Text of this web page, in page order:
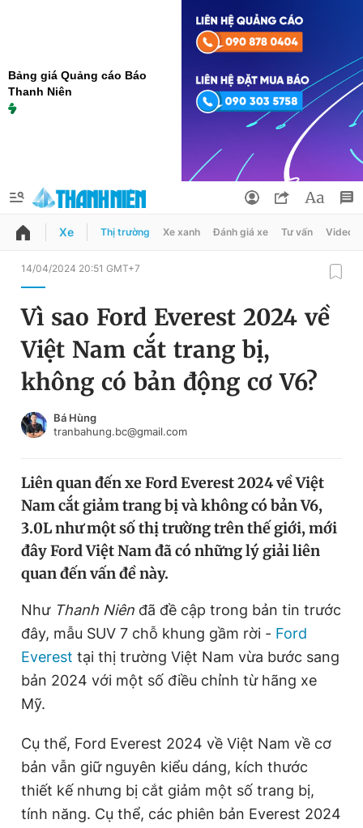
Bảng giá Quảng cáo Báo
Thanh Niên
QUẢNG CÁO
Chuyên mục
Chuyên mục khác
Chào ngày mới
Video Magazine
Sản phẩm khác
Tiện ích Bạn cần biết
Thông tin tòa soạn Liên hệ quảng cáo
Đọc Thanh Niên trên điện thoại
Đổi mật khẩu
Tin đã lưu
Tin đã xem
Xe Thị trường Xe xanh Đánh giá xe Tư vấn Video
14/04/2024 20:51 GMT+7
Vì sao Ford Everest 2024 về
Việt Nam cắt trang bị,
không có bản động cơ V6?
Bá Hùng
tranbahung.bc@gmail.com
Liên quan đến xe Ford Everest 2024 về Việt
Nam cắt giảm trang bị và không có bản V6,
3.0L như một số thị trường trên thế giới, mới
đây Ford Việt Nam đã có những lý giải liên
quan đến vấn đề này.
Như Thanh Niên đã đề cập trong bản tin trước
đây, mẫu SUV 7 chỗ khung gầm rời - Ford
Everest tại thị trường Việt Nam vừa bước sang
bản 2024 với một số điều chỉnh từ hãng xe
Mỹ.
Cụ thể, Ford Everest 2024 về Việt Nam về cơ
bản vẫn giữ nguyên kiểu dáng, kích thước
thiết kế nhưng bị cắt giảm một số trang bị,
tính năng. Cụ thể, các phiên bản Everest 2024